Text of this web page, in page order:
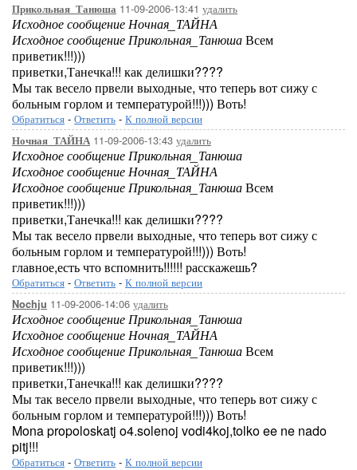
Прикольная_Танюша 11-09-2006-13:41 удалить
Исходное сообщение Ночная_ТАЙНА
Исходное сообщение Прикольная_ТанюшаВсем
приветик!!!)))
приветки,Танечка!!! как делишки????
Мы так весело првели выходные, что теперь вот сижу с
больным горлом и температурой!!!))) Воть!
Обратиться - Ответить - К полной версии
Ночная_ТАЙНА 11-09-2006-13:43 удалить
Исходное сообщение Прикольная_Танюша
Исходное сообщение Ночная_ТАЙНА
Исходное сообщение Прикольная_ТанюшаВсем
приветик!!!)))
приветки,Танечка!!! как делишки????
Мы так весело првели выходные, что теперь вот сижу с
больным горлом и температурой!!!))) Воть!
главное,есть что вспомнить!!!!!! расскажешь?
Обратиться - Ответить - К полной версии
Nochju 11-09-2006-14:06 удалить
Исходное сообщение Прикольная_Танюша
Исходное сообщение Ночная_ТАЙНА
Исходное сообщение Прикольная_ТанюшаВсем
приветик!!!)))
приветки,Танечка!!! как делишки????
Мы так весело првели выходные, что теперь вот сижу с
больным горлом и температурой!!!))) Воть!
Mona propoloskatj o4.solenoj vodi4koj,tolko ee ne nado
pitj!!!
Обратиться - Ответить - К полной версии